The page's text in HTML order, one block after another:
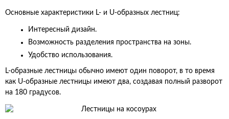
Основные характеристики L- и U-образных лестниц:
Интересный дизайн.
Возможность разделения пространства на зоны.
Удобство использования.
L-образные лестницы обычно имеют один поворот, в то время
как U-образные лестницы имеют два, создавая полный разворот
на 180 градусов.